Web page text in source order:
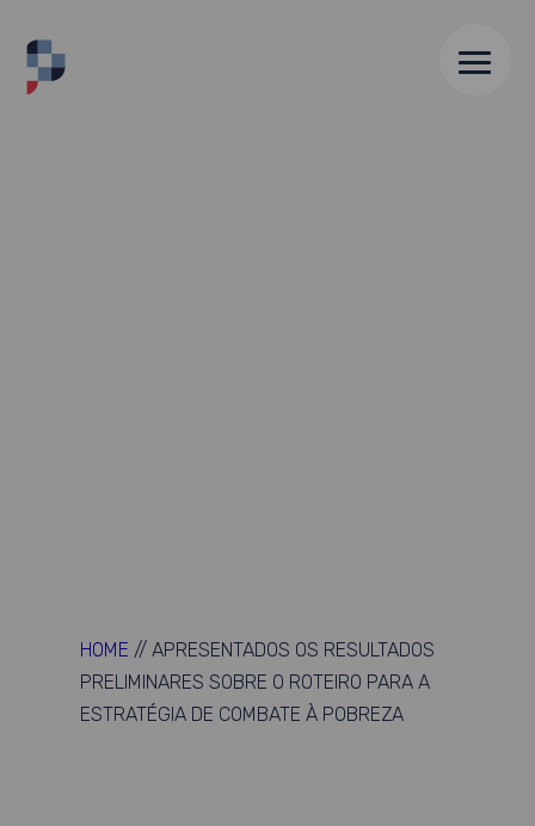
HOME //APRESENTADOS OS RESULTADOS
PRELIMINARES SOBRE O ROTEIRO PARA A
ESTRATÉGIA DE COMBATE À POBREZA